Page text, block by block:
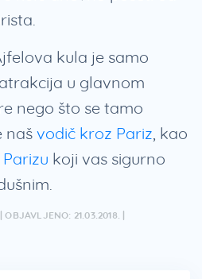
kula je samo
u glavnom
nego što se tamo
naš vodič kroz Pariz, kao
koji vas sigurno
21.03.2018. |